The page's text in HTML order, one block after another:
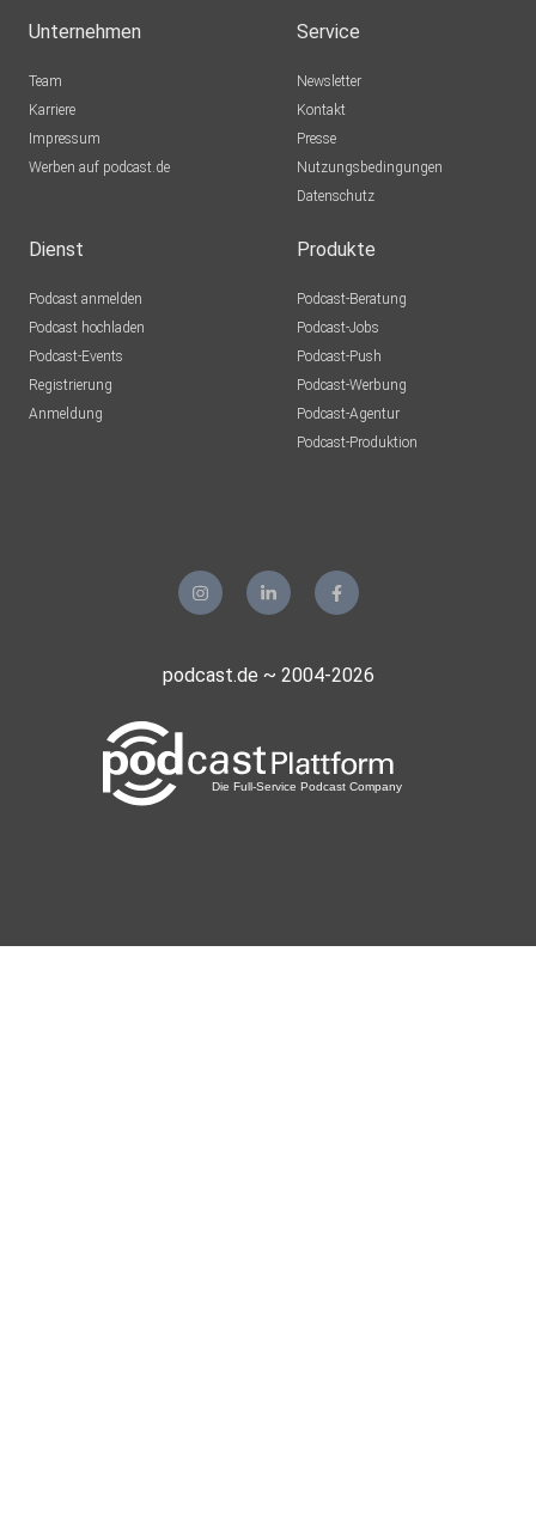
Unternehmen
Team
Karriere
Impressum
Werben auf podcast.de
Service
Newsletter
Kontakt
Presse
Nutzungsbedingungen
Datenschutz
Dienst
Podcast anmelden
Podcast hochladen
Podcast-Events
Registrierung
Anmeldung
Produkte
Podcast-Beratung
Podcast-Jobs
Podcast-Push
Podcast-Werbung
Podcast-Agentur
Podcast-Produktion
podcast.de ~ 2004-2026